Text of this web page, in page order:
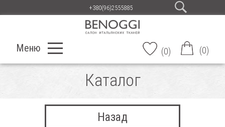
+380(96)2555885
Меню (0) (0)
Каталог
Назад